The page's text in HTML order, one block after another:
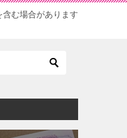
む場合があります